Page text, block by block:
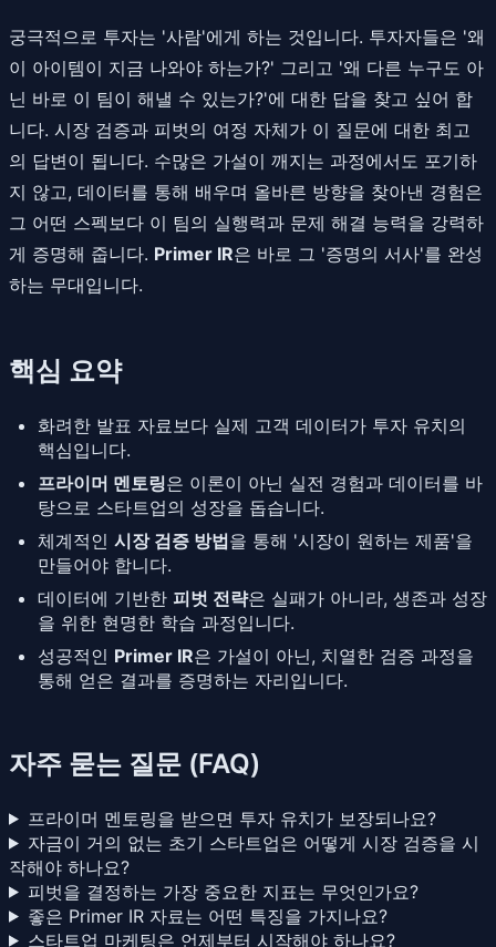
궁극적으로 투자는 '사람'에게 하는 것입니다. 투자자들은 '왜
이 아이템이 지금 나와야 하는가?' 그리고 '왜 다른 누구도 아
닌 바로 이 팀이 해낼 수 있는가?'에 대한 답을 찾고 싶어 합
니다. 시장 검증과 피벗의 여정 자체가 이 질문에 대한 최고
의 답변이 됩니다. 수많은 가설이 깨지는 과정에서도 포기하
지 않고, 데이터를 통해 배우며 올바른 방향을 찾아낸 경험은
그 어떤 스펙보다 이 팀의 실행력과 문제 해결 능력을 강력하
게 증명해 줍니다. Primer IR은 바로 그 '증명의 서사'를 완성
하는 무대입니다.
핵심 요약
화려한 발표 자료보다 실제 고객 데이터가 투자 유치의
핵심입니다.
프라이머 멘토링은 이론이 아닌 실전 경험과 데이터를 바
탕으로 스타트업의 성장을 돕습니다.
체계적인 시장 검증 방법을 통해 '시장이 원하는 제품'을
만들어야 합니다.
데이터에 기반한 피벗 전략은 실패가 아니라, 생존과 성장
을 위한 현명한 학습 과정입니다.
성공적인 Primer IR은 가설이 아닌, 치열한 검증 과정을
통해 얻은 결과를 증명하는 자리입니다.
자주 묻는 질문 (FAQ)
프라이머 멘토링을 받으면 투자 유치가 보장되나요?
자금이 거의 없는 초기 스타트업은 어떻게 시장 검증을 시
작해야 하나요?
피벗을 결정하는 가장 중요한 지표는 무엇인가요?
좋은 Primer IR 자료는 어떤 특징을 가지나요?
스타트업 마케팅은 언제부터 시작해야 하나요?